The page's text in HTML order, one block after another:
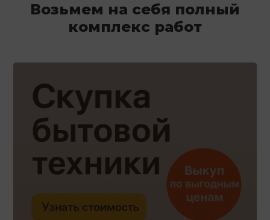
Возьмем на себя полный
комплекс работ